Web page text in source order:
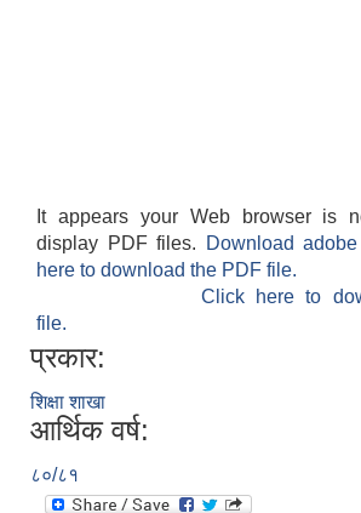
It appears your Web browser is
display PDF files.
Download
here to download the PDF file.
Click here to
file.
प्रकार:
शिक्षा शाखा
आर्थिक वर्ष:
८०/८१